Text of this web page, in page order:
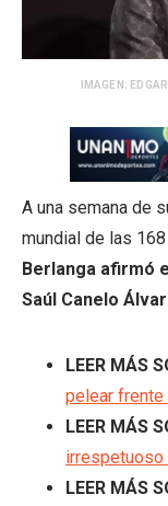
IMAGEN:
A una semana de
mundial de las
Berlanga afirmó
Saúl Canelo
LEER MÁS
pelear
LEER MÁS
irrespetuoso
LEER MÁS